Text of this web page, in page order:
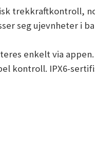
trekkraftkontroll,
seg ujevnheter i
enkelt via
kontroll. IPX6-